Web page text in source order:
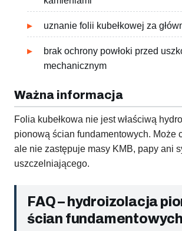
uznanie folii kubełkowej za
brak ochrony powłoki przed
mechanicznym
Ważna informacja
Folia kubełkowa nie jest właściwą
pionową ścian fundamentowych. Może
ale nie zastępuje masy KMB, papy ani
uszczelniającego.
FAQ – hydroizolacja
ścian fundamentowych